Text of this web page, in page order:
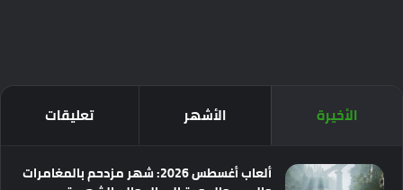
الأخيرة الأشهر تعليقات
ألعاب أغسطس 2026: شهر مزدحم بالمغامرات